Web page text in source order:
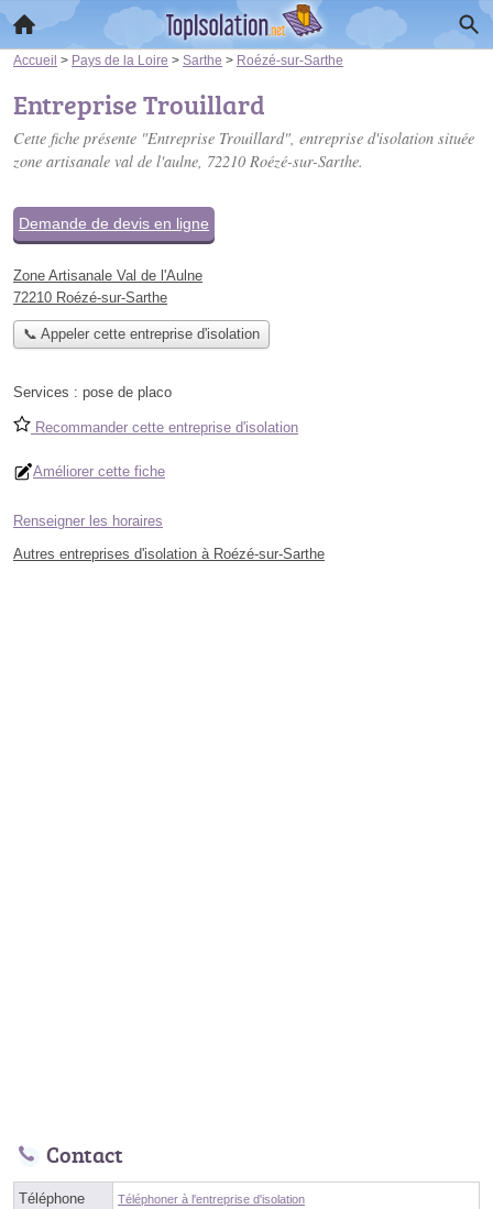
Accueil > Pays de la Loire > Sarthe > Roézé-sur-Sarthe
Entreprise Trouillard
Cette fiche présente "Entreprise Trouillard", entreprise d'isolation située
zone artisanale val de l'aulne, 72210 Roézé-sur-Sarthe.
Demande de devis en ligne
Zone Artisanale Val de l'Aulne
72210 Roézé-sur-Sarthe
📞 Appeler cette entreprise d'isolation
Services : pose de placo
Recommander cette entreprise d'isolation
Améliorer cette fiche
Renseigner les horaires
Autres entreprises d'isolation à Roézé-sur-Sarthe
Contact
Téléphone Téléphoner à l'entreprise d'isolation